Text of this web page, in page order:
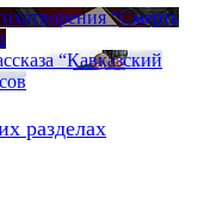
“Смерть
“Кавказский
разделах